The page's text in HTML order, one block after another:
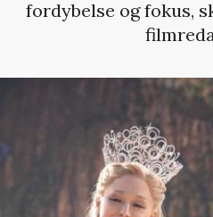
fordybelse og fokus,